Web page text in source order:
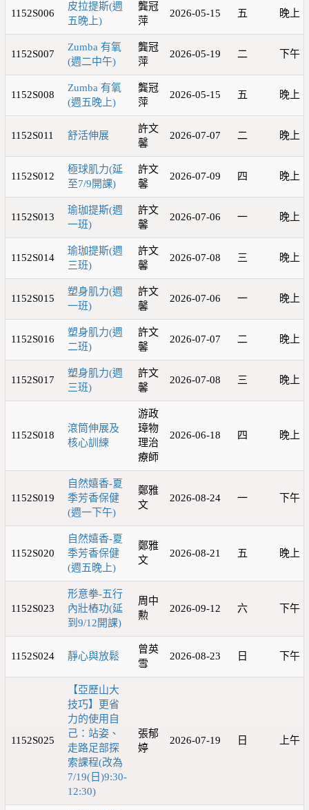
1152S006
皮拉提斯(週
五晚上)
龔冠
萍
2026-05-15 五 晚上
1152S007
Zumba 有氧
(週二中午)
龔冠
萍
2026-05-19 二 下午
1152S008
Zumba 有氧
(週五晚上)
龔冠
萍
2026-05-15 五 晚上
1152S011 舒活伸展
許文
馨
2026-07-07 二 晚上
1152S012
極球肌力(延
至7/9開課)
許文
馨
2026-07-09 四 晚上
1152S013
瑜珈提斯(週
一班)
許文
馨
2026-07-06 一 晚上
1152S014
瑜珈提斯(週
三班)
許文
馨
2026-07-08 三 晚上
1152S015
塑身肌力(週
一班)
許文
馨
2026-07-06 一 晚上
1152S016
塑身肌力(週
二班)
許文
馨
2026-07-07 二 晚上
1152S017
塑身肌力(週
三班)
許文
馨
2026-07-08 三 晚上
1152S018
滾筒伸展及
核心訓練
游政
璋物
理治
療師
2026-06-18 四 晚上
1152S019
自然嬉香-夏
季芳香保健
(週一下午)
鄭雅
文
2026-08-24 一 下午
1152S020
自然嬉香-夏
季芳香保健
(週五晚上)
鄭雅
文
2026-08-21 五 晚上
1152S023
形意拳-五行
內壯樁功(延
到9/12開課)
周中
勲
2026-09-12 六 下午
1152S024 靜心與放鬆
曾英
雪
2026-08-23 日 下午
1152S025
【亞歷山大
技巧】更省
力的使用自
己：站姿、
走路足部探
索課程(改為
7/19(日)9:30-
12:30)
張郁
婷
2026-07-19 日 上午